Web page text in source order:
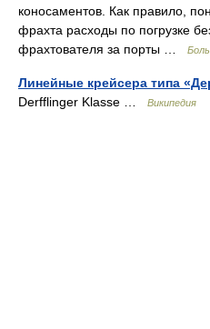
коносаментов. Как правило,
фрахта расходы по погрузке
фрахтователя за порты …
Линейные крейсера типа
Derfflinger Klasse …
Википедия